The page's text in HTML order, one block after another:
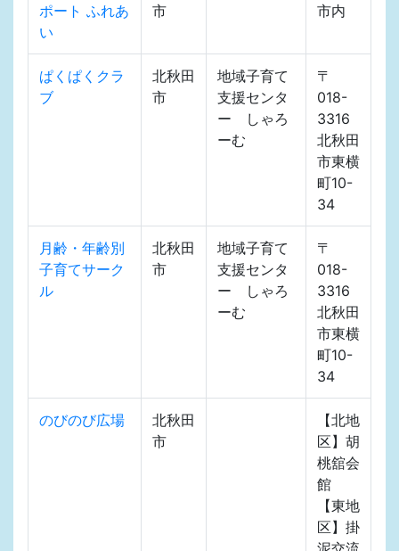
ポート ふれあ
い
市
市内
ぱくぱくクラ
ブ
北秋田
市
地域子育て
支援センタ
ー しゃろ
ーむ
〒
018-
3316
北秋田
市東横
町10-
34
月齢・年齢別
子育てサーク
ル
北秋田
市
地域子育て
支援センタ
ー しゃろ
ーむ
〒
018-
3316
北秋田
市東横
町10-
34
のびのび広場
北秋田
市
【北地
区】胡
桃舘会
館
【東地
区】掛